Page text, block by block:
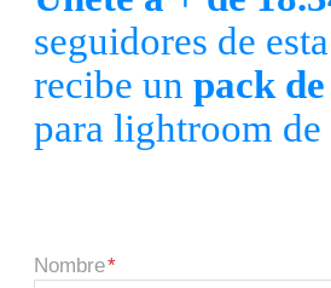
seguidores de
recibe un pack
para lightroom de
Nombre